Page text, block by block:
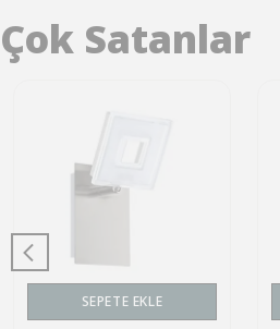
Çok Satanlar
SEPETE EKLE